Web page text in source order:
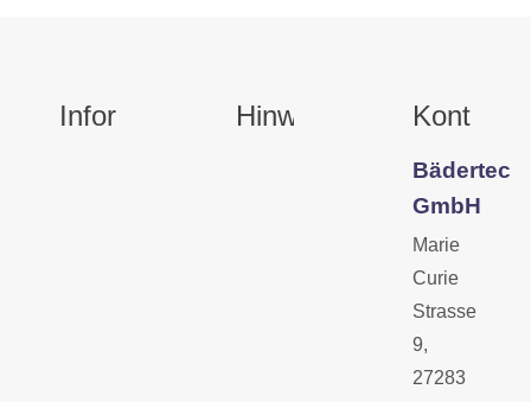
Informationen Hinweise Kontakt
Bädertec
GmbH
Marie
Curie
Strasse
9,
27283